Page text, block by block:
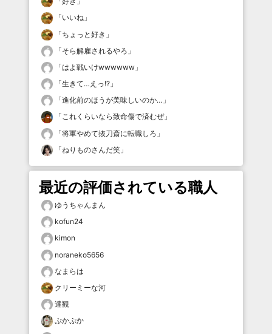
「いいね 」
「ちょっと好き 」
「そら解雇されるやろ 」
「はよ戦いけwwwwww 」
「生きて…えっ!? 」
「進化前のほうが美味しいのか… 」
「これくらいなら致命傷で済むぜ」
「将軍やめて抜刀斎に転職しろ 」
「ねりものさんだ笑 」
最近の評価されている職人
ゆうちゃんまん
kofun24
kimon
noraneko5656
なまらは
クリーミーな河
達観
ぷかぷか